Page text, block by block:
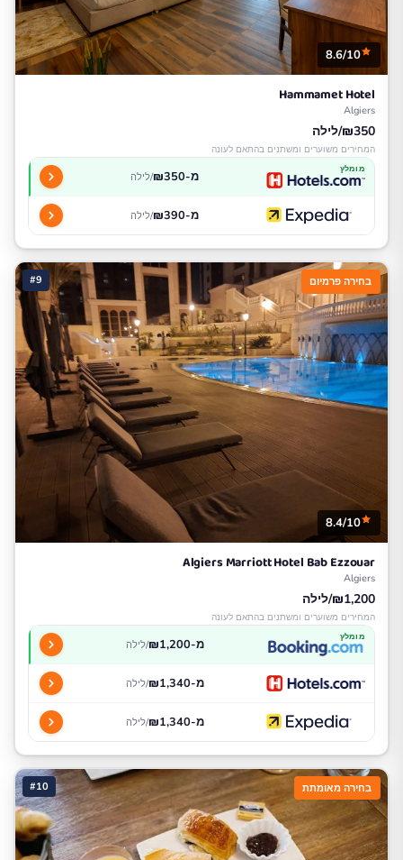
8.6/10
Hammamet Hotel
Algiers
₪350/לילה
המחירים משוערים ומשתנים בהתאם לעונה
מומלץ מ-₪350 /לילה
מ-₪390 /לילה
#9 בחירה פרמיום
8.4/10
Algiers Marriott Hotel Bab Ezzouar
Algiers
₪1,200/לילה
המחירים משוערים ומשתנים בהתאם לעונה
מומלץ מ-₪1,200 /לילה
מ-₪1,340 /לילה
מ-₪1,340 /לילה
#10 בחירה מאומתת